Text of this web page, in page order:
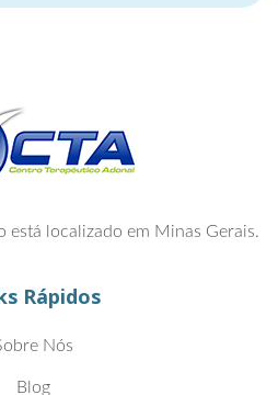
está localizado em Minas Gerais.
Rápidos
Nós
Blog